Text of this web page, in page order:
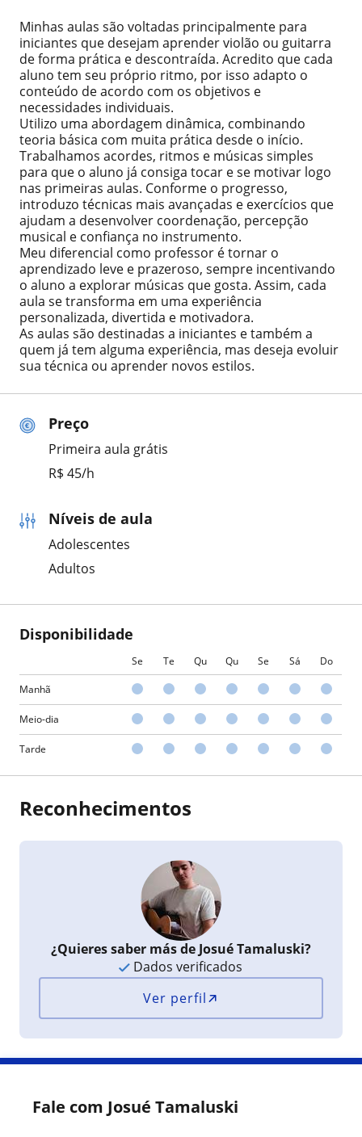
Preço
Primeira aula grátis
R$ 45/h
Níveis de aula
Adolescentes
Adultos
Disponibilidade
Se Te Qu Qu Se Sá Do
Manhã
Meio-dia
Tarde
Minhas aulas são voltadas principalmente para
iniciantes que desejam aprender violão ou guitarra
de forma prática e descontraída. Acredito que cada
aluno tem seu próprio ritmo, por isso adapto o
conteúdo de acordo com os objetivos e
necessidades individuais.
Utilizo uma abordagem dinâmica, combinando
teoria básica com muita prática desde o início.
Trabalhamos acordes, ritmos e músicas simples
para que o aluno já consiga tocar e se motivar logo
nas primeiras aulas. Conforme o progresso,
introduzo técnicas mais avançadas e exercícios que
ajudam a desenvolver coordenação, percepção
musical e confiança no instrumento.
Meu diferencial como professor é tornar o
aprendizado leve e prazeroso, sempre incentivando
o aluno a explorar músicas que gosta. Assim, cada
aula se transforma em uma experiência
personalizada, divertida e motivadora.
As aulas são destinadas a iniciantes e também a
quem já tem alguma experiência, mas deseja evoluir
sua técnica ou aprender novos estilos.
Reconhecimentos
¿Quieres saber más de Josué Tamaluski?
Dados verificados
Ver perfil
Fale com Josué Tamaluski